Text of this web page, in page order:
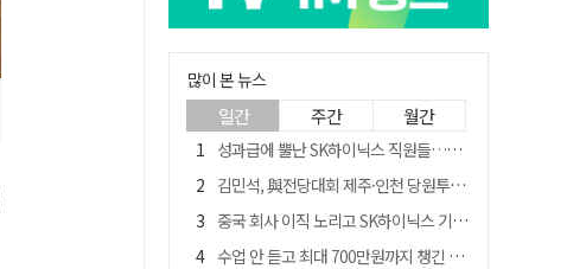
많이 본 뉴스
일간 주간 월간
성과급에 뿔난 SK하이닉스 직원들…3500명 모여 '새 노조' 만든다
김민석, 與전당대회 제주·인천 당원투표서 승리…누적 득표는 '초박빙'
중국 회사 이직 노리고 SK하이닉스 기밀 빼돌려…결국 실형
수업 안 듣고 최대 700만원까지 챙긴 포항 A대학 '유령 선수' 등 무더기 송치